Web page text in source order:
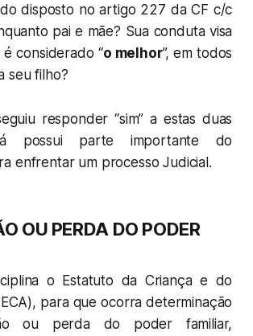
disposto no artigo 227 da CF c/c
pai e mãe? Sua conduta visa
considerado “o melhor”, em todos
seu filho?
responder “sim” a estas duas
possui parte importante do
enfrentar um processo Judicial.
OU PERDA DO PODER
o Estatuto da Criança e do
para que ocorra determinação
ou perda do poder familiar,